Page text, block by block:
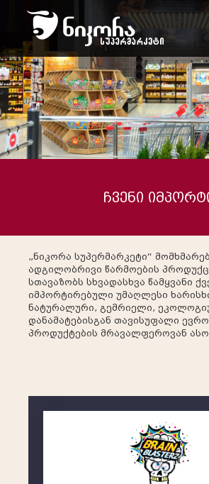
ჩვენი
„ნიკორა სუპერმარკეტი“
ადგილობრივი წარმოების
სთავაზობს სხვადასხვა წამყვანი
იმპორტირებული უმაღლესი
ნატურალური, გემრიელი,
დანამატებისგან თავისუფალი
პროდუქტების მრავალფეროვან